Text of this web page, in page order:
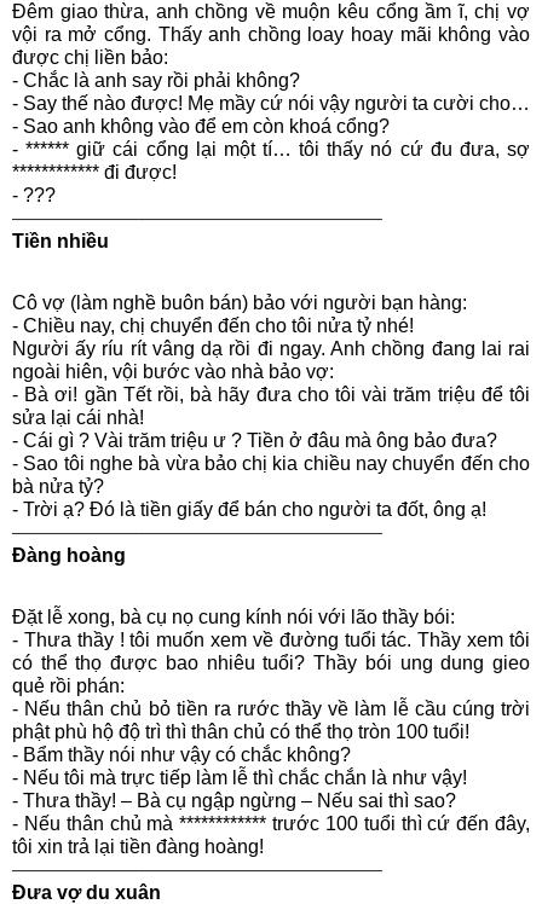
Đêm giao thừa, anh chồng về muộn kêu cổng ầm ĩ, chị vợ
vội ra mở cổng. Thấy anh chồng loay hoay mãi không vào
được chị liền bảo:
- Chắc là anh say rồi phải không?
- Say thế nào được! Mẹ mầy cứ nói vậy người ta cười cho…
- Sao anh không vào để em còn khoá cổng?
- ****** giữ cái cổng lại một tí… tôi thấy nó cứ đu đưa, sợ
************ đi được!
- ???
——————–————————————–
Tiền nhiều
Cô vợ (làm nghề buôn bán) bảo với người bạn hàng:
- Chiều nay, chị chuyển đến cho tôi nửa tỷ nhé!
Người ấy ríu rít vâng dạ rồi đi ngay. Anh chồng đang lai rai
ngoài hiên, vội bước vào nhà bảo vợ:
- Bà ơi! gần Tết rồi, bà hãy đưa cho tôi vài trăm triệu để tôi
sửa lại cái nhà!
- Cái gì ? Vài trăm triệu ư ? Tiền ở đâu mà ông bảo đưa?
- Sao tôi nghe bà vừa bảo chị kia chiều nay chuyển đến cho
bà nửa tỷ?
- Trời ạ? Đó là tiền giấy để bán cho người ta đốt, ông ạ!
——————–————————————–
Đàng hoàng
Đặt lễ xong, bà cụ nọ cung kính nói với lão thầy bói:
- Thưa thầy ! tôi muốn xem về đường tuổi tác. Thầy xem tôi
có thể thọ được bao nhiêu tuổi? Thầy bói ung dung gieo
quẻ rồi phán:
- Nếu thân chủ bỏ tiền ra rước thầy về làm lễ cầu cúng trời
phật phù hộ độ trì thì thân chủ có thể thọ tròn 100 tuổi!
- Bẩm thầy nói như vậy có chắc không?
- Nếu tôi mà trực tiếp làm lễ thì chắc chắn là như vậy!
- Thưa thầy! – Bà cụ ngập ngừng – Nếu sai thì sao?
- Nếu thân chủ mà ************ trước 100 tuổi thì cứ đến đây,
tôi xin trả lại tiền đàng hoàng!
——————–————————————–
Đưa vợ du xuân